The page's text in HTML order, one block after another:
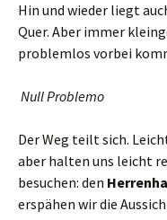
Hin und wieder liegt
Quer. Aber immer
problemlos vorbei
Null Problemo
Der Weg teilt sich.
aber halten uns leicht
besuchen: den
erspähen wir die